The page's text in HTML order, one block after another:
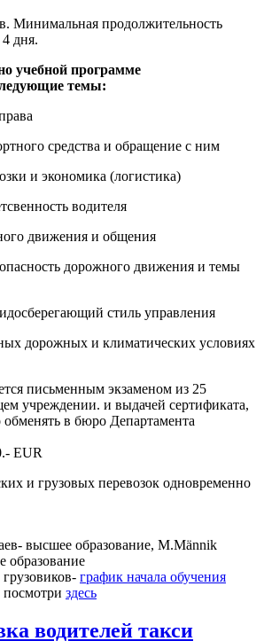
Минимальная продолжительность
4 дня.
учебной программе
темы:
средства и обращение с ним
и экономика (логистика)
водителя
движения и общения
дорожного движения и темы
стиль управления
дорожных и климатических условиях
письменным экзаменом из 25
учреждении. и выдачей сертификата,
в бюро Департамента
EUR
и грузовых перевозок одновременно
высшее образование, M.Männik
образование
график начала обучения
здесь
водителей такси